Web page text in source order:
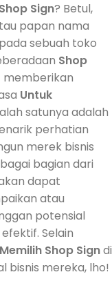
Shop Sign? Betul,
papan nama
sebuah toko
Shop
memberikan
Untuk
satunya adalah
perhatian
merek bisnis
bagian dari
dapat
atau
potensial
Selain
Memilih Shop Signdi
bisnis mereka, lho!